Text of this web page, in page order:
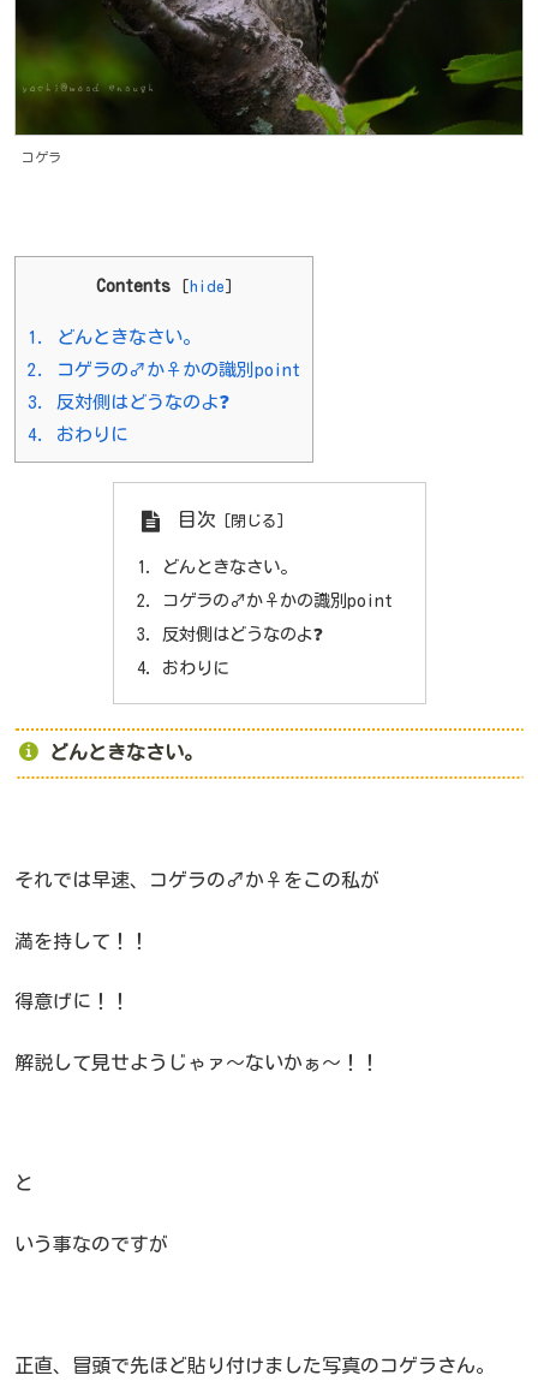
コゲラ
Contents [ hide ]
1.
どんときなさい。
2.
コゲラの♂か♀かの識別point
3.
反対側はどうなのよ❓
4.
おわりに
目次
どんときなさい。
コゲラの♂か♀かの識別point
反対側はどうなのよ❓
おわりに
どんときなさい。
それでは早速、コゲラの♂か♀をこの私が
満を持して！！
得意げに！！
解説して見せようじゃァ～ないかぁ～！！
と
いう事なのですが
正直、冒頭で先ほど貼り付けました写真のコゲラさん。